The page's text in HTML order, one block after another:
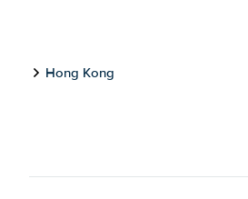
Hong Kong